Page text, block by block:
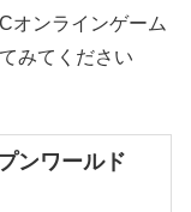
オンラインゲーム
みてください
ンワールド